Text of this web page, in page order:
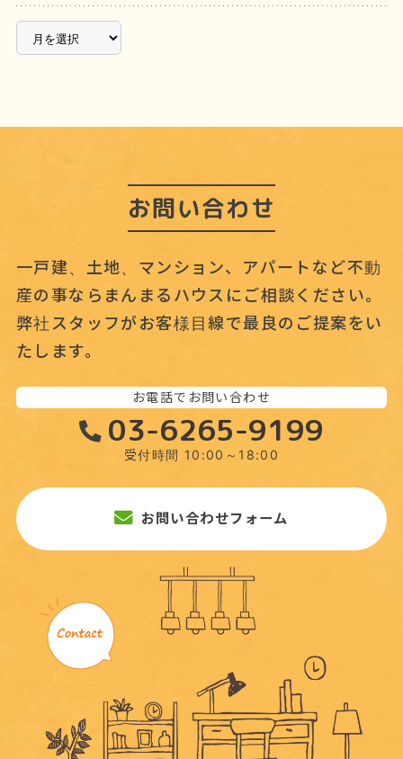
ー
お問い合わせ
一戸建、土地、マンション、アパートなど不動
産の事なら まんまるハウスにご相談ください。
弊社スタッフがお客様目線で最良のご提案をい
たします。
お電話でお問い合わせ
03-6265-9199
受付時間 10:00～18:00
お問い合わせフォーム